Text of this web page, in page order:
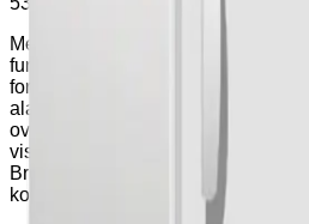
Med et justerbart
funksjon, gir FP MEDLAB-serien
for temperaturfølsomt innhold.
alarmkontakt som kan kobles til
overvåkningssystemer, og den
visuell og akustisk varsling ved
Brukergrensesnittet er enkelt og
konstruert for enkel rengjøring.